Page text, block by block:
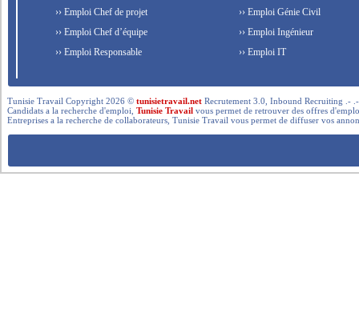
›› Emploi Chef de projet
›› Emploi Chef d’équipe
›› Emploi Responsable
›› Emploi Génie Civil
›› Emploi Ingénieur
›› Emploi IT
Tunisie Travail Copyright 2026 ©tunisietravail.net Recrutement 3.0, Inbound Recruiting .-
Candidats a la recherche d'emploi,Tunisie Travail vous permet de retrouver des offres
Entreprises a la recherche de collaborateurs, Tunisie Travail vous permet de diffuser vos